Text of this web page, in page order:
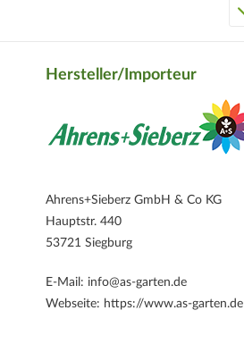
Hersteller/Importeur
Ahrens+Sieberz GmbH & Co KG
Hauptstr. 440
53721 Siegburg
E-Mail: info@as-garten.de
Webseite: https://www.as-garten.de